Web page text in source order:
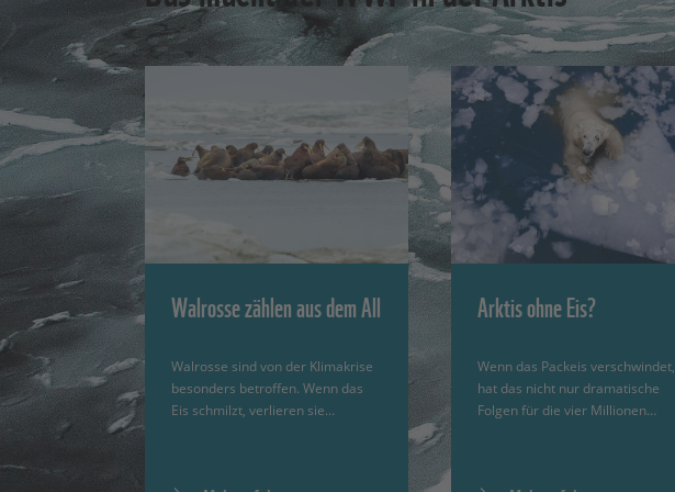
Walrosse zählen aus dem All
Walrosse sind von der Klimakrise
besonders betroffen. Wenn das
Eis schmilzt, verlieren sie…
Arktis ohne Eis?
Wenn das Packeis verschwindet,
hat das nicht nur dramatische
Folgen für die vier Millionen…